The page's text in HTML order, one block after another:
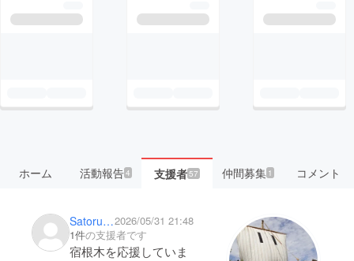
ホーム 活動報告4 支援者57 仲間募集 1 コメント
Satoru 465302026/05/31 21:48
1件の支援者です
宿根木を応援していま